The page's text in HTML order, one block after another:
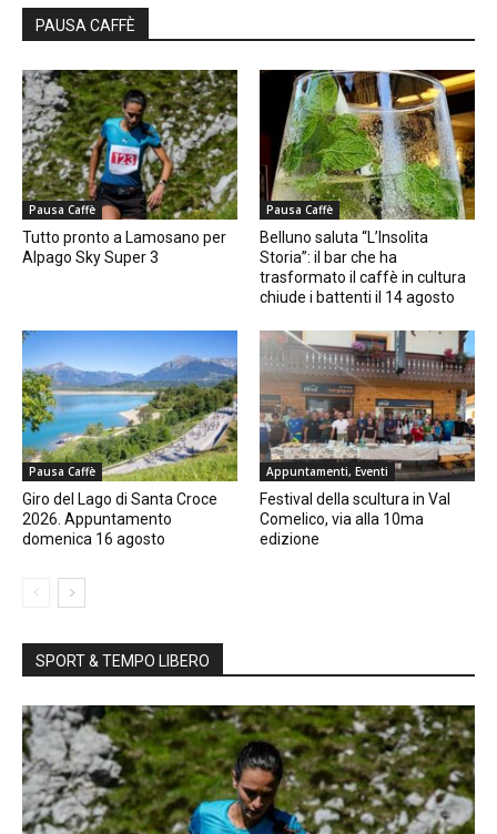
PAUSA CAFFÈ
Pausa Caffè
Tutto pronto a Lamosano per
Alpago Sky Super 3
Pausa Caffè
Belluno saluta “L’Insolita
Storia”: il bar che ha
trasformato il caffè in cultura
chiude i battenti il 14 agosto
Pausa Caffè
Giro del Lago di Santa Croce
2026. Appuntamento
domenica 16 agosto
Appuntamenti, Eventi
Festival della scultura in Val
Comelico, via alla 10ma
edizione
SPORT & TEMPO LIBERO